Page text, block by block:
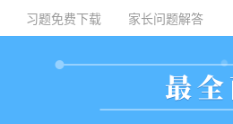
习题免费下载 家长问题解答